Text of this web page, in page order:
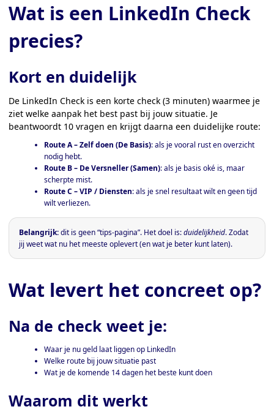
Wat is een LinkedIn Check
precies?
Kort en duidelijk
De LinkedIn Check is een korte check (3 minuten) waarmee je
ziet welke aanpak het best past bij jouw situatie. Je
beantwoordt 10 vragen en krijgt daarna een duidelijke route:
Route A – Zelf doen (De Basis): als je vooral rust en overzicht
nodig hebt.
Route B – De Versneller (Samen): als je basis oké is, maar
scherpte mist.
Route C – VIP / Diensten: als je snel resultaat wilt en geen tijd
wilt verliezen.
Belangrijk:dit is geen “tips-pagina”. Het doel is:duidelijkheid. Zodat
jij weet wat nu het meeste oplevert (en wat je beter kunt laten).
Wat levert het concreet op?
Na de check weet je:
Waar je nu geld laat liggen op LinkedIn
Welke route bij jouw situatie past
Wat je de komende 14 dagen het beste kunt doen
Waarom dit werkt